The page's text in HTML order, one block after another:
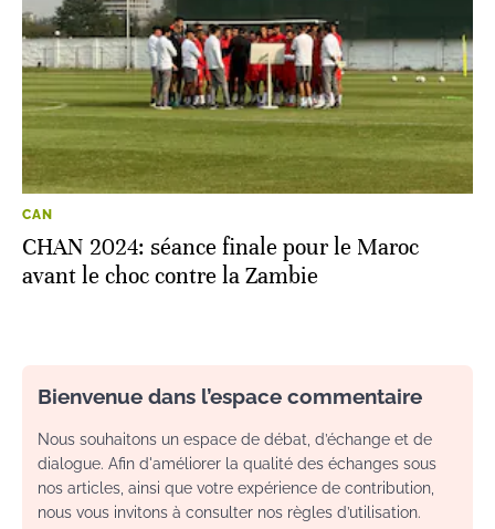
CAN
CHAN 2024: séance finale pour le Maroc
avant le choc contre la Zambie
Bienvenue dans l’espace commentaire
Nous souhaitons un espace de débat, d’échange et de
dialogue. Afin d'améliorer la qualité des échanges sous
nos articles, ainsi que votre expérience de contribution,
nous vous invitons à consulter nos règles d’utilisation.